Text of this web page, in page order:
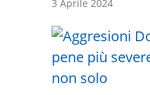
3 Aprile 2024